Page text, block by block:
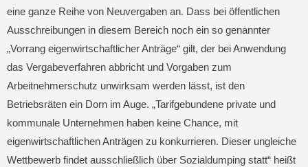
eine ganze Reihe von Neuvergaben an. Dass bei öffentlichen
Ausschreibungen in diesem Bereich noch ein so genannter
„Vorrang eigenwirtschaftlicher Anträge“ gilt, der bei Anwendung
das Vergabeverfahren abbricht und Vorgaben zum
Arbeitnehmerschutz unwirksam werden lässt, ist den
Betriebsräten ein Dorn im Auge. „Tarifgebundene private und
kommunale Unternehmen haben keine Chance, mit
eigenwirtschaftlichen Anträgen zu konkurrieren. Dieser ungleiche
Wettbewerb findet ausschließlich über Sozialdumping statt“ heißt